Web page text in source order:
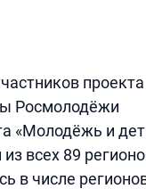
проекта
Росмолодёжи
«Молодёжь и
всех 89
в числе